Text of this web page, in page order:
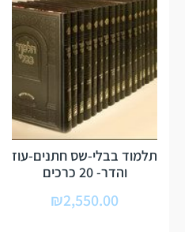
תלמוד בבלי-שס חתנים-עוז
והדר- 20 כרכים
₪2,550.00